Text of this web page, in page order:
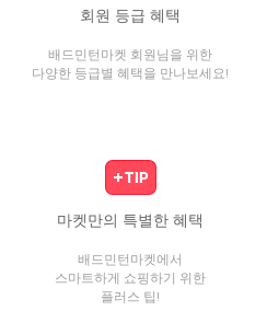
회원 등급 혜택
배드민턴마켓 회원님을 위한
다양한 등급별 혜택을 만나보세요!
마켓만의 특별한 혜택
배드민턴마켓에서
스마트하게 쇼핑하기 위한
플러스 팁!